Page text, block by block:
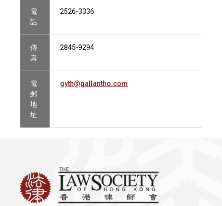
電
話
2526-3336
傳
真
2845-9294
電
郵
地
址
gyth@gallantho.com